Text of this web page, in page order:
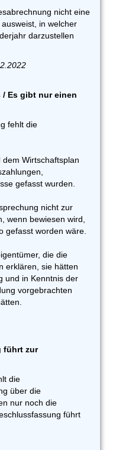
nicht eine
in welcher
darzustellen
Es gibt nur einen
fehlt die
Wirtschaftsplan
gefasst wurden.
nicht zur
wenn bewiesen wird,
gefasst worden wäre.
die die
erklären, sie hätten
und in Kenntnis der
vorgebrachten
führt zur
die
über die
nur noch die
führt